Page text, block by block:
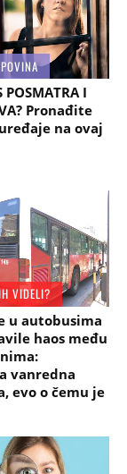
POSMATRA I
Pronađite
na ovaj
VIDELI?
u autobusima
haos među
vanredna
evo o čemu je